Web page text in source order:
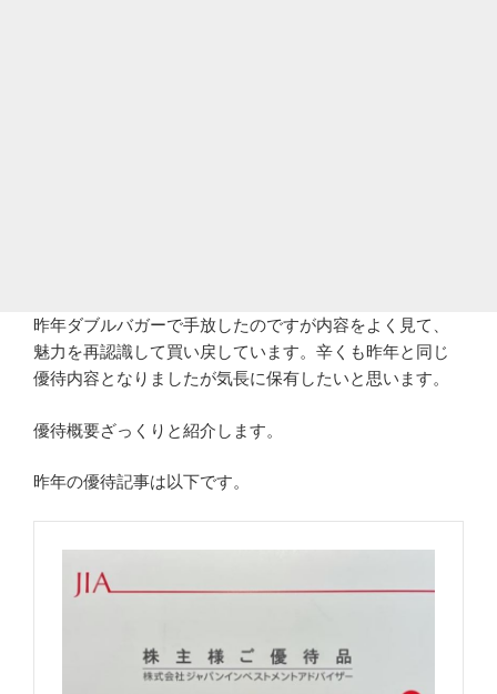
昨年ダブルバガーで手放したのですが内容をよく見て、
魅力を再認識して買い戻しています。辛くも昨年と同じ
優待内容となりましたが気長に保有したいと思います。
優待概要ざっくりと紹介します。
昨年の優待記事は以下です。